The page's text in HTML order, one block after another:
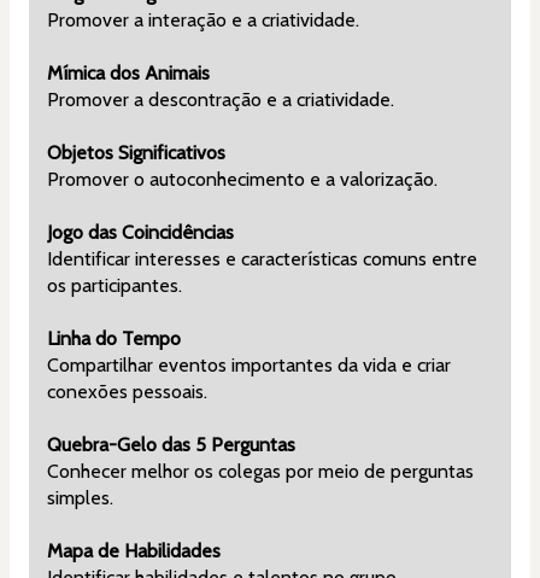
Promover a interação e a criatividade.
Mímica dos Animais
Promover a descontração e a criatividade.
Objetos Significativos
Promover o autoconhecimento e a valorização.
Jogo das Coincidências
Identificar interesses e características comuns entre
os participantes.
Linha do Tempo
Compartilhar eventos importantes da vida e criar
conexões pessoais.
Quebra-Gelo das 5 Perguntas
Conhecer melhor os colegas por meio de perguntas
simples.
Mapa de Habilidades